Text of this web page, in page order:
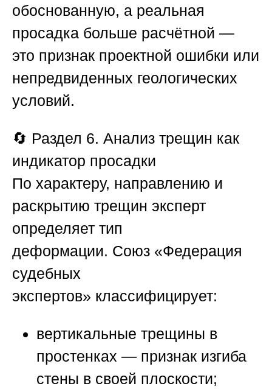
обоснованную, а реальная
просадка больше расчётной —
это признак проектной ошибки или
непредвиденных геологических
условий.
🔄 Раздел 6. Анализ трещин как
индикатор просадки
По характеру, направлению и
раскрытию трещин эксперт
определяет тип
деформации. Союз «Федерация
судебных
экспертов» классифицирует:
вертикальные трещины в
простенках — признак изгиба
стены в своей плоскости;